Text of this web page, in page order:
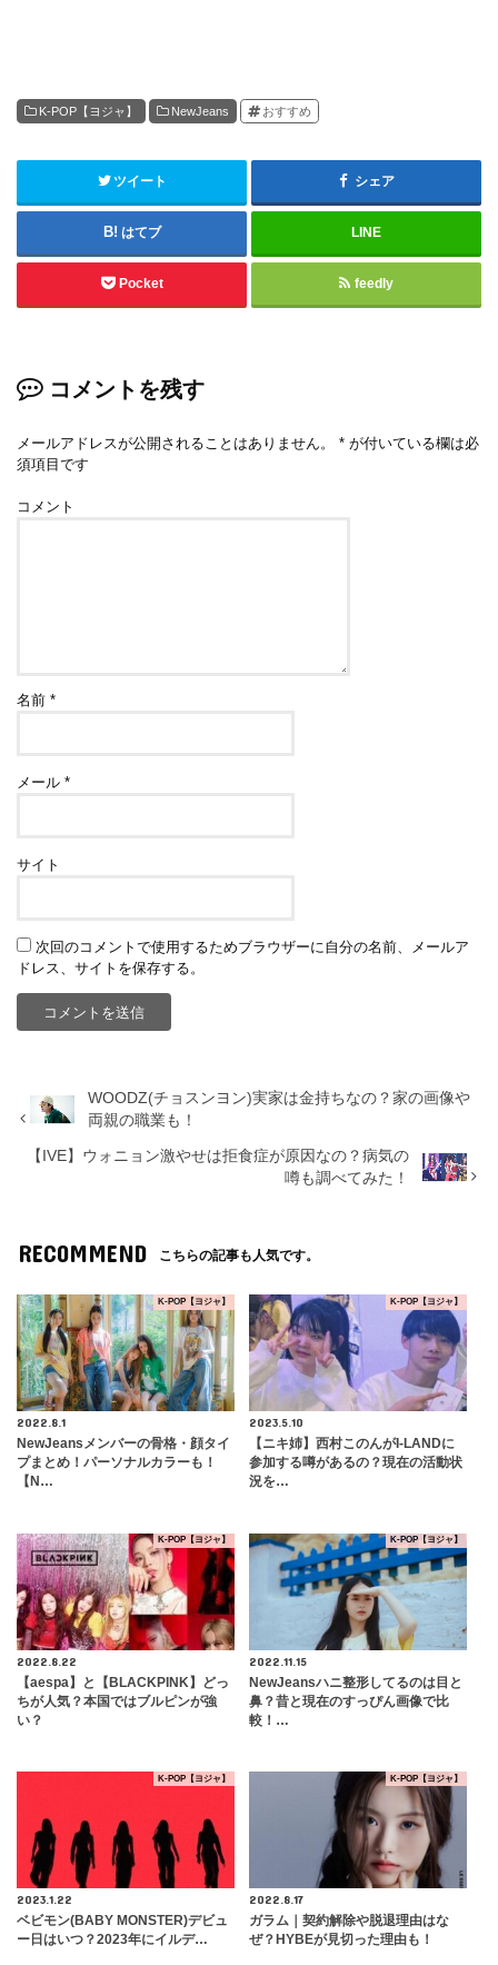
K-POP【ヨジャ】 NewJeans おすすめ
ツイート シェア
はてブ LINE
Pocket feedly
コメントを残す
メールアドレスが公開されることはありません。 * が付いている欄は必
須項目です
コメント
名前*
メール*
サイト
次回のコメントで使用するためブラウザーに自分の名前、メールア
ドレス、サイトを保存する。
WOODZ(チョスンヨン)実家は金持ちなの？家の画像や
両親の職業も！
【IVE】ウォニョン激やせは拒食症が原因なの？病気の
噂も調べてみた！
RECOMMEND こちらの記事も人気です。
K-POP【ヨジャ】
2022.8.1
NewJeansメンバーの骨格・顔タイ
プまとめ！パーソナルカラーも！
【N…
K-POP【ヨジャ】
2023.5.10
【ニキ姉】西村このんがI-LANDに
参加する噂があるの？現在の活動状
況を…
K-POP【ヨジャ】
2022.8.22
【aespa】と【BLACKPINK】どっ
ちが人気？本国ではブルピンが強
い？
K-POP【ヨジャ】
2022.11.15
NewJeansハニ整形してるのは目と
鼻？昔と現在のすっぴん画像で比
較！…
K-POP【ヨジャ】
2023.1.22
ベビモン(BABY MONSTER)デビュ
ー日はいつ？2023年にイルデ…
K-POP【ヨジャ】
2022.8.17
ガラム｜契約解除や脱退理由はな
ぜ？HYBEが見切った理由も！